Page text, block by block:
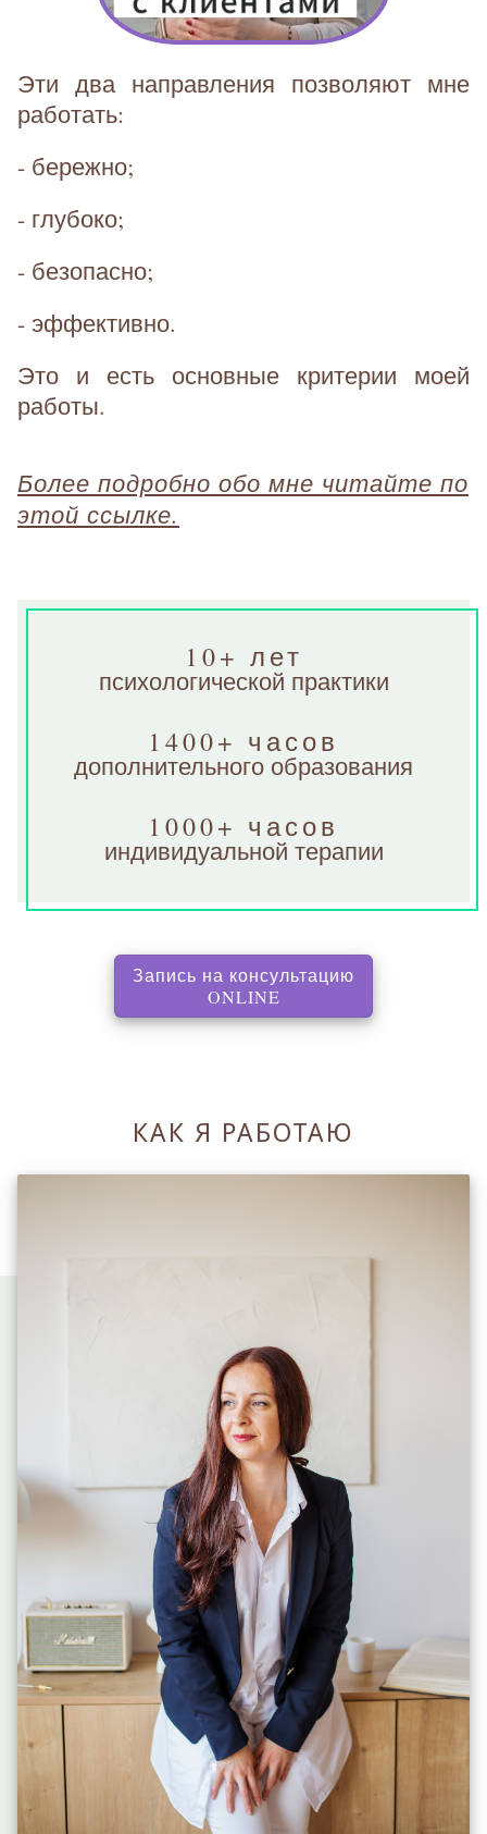
Эти два направления позволяют мне
работать:
- бережно;
- глубоко;
- безопасно;
- эффективно.
Это и есть основные критерии моей
работы.
Более подробно обо мне читайте по
этой ссылке.
10+ лет
психологической практики
1400+ часов
дополнительного образования
1000+ часов
индивидуальной терапии
Запись на консультацию
ONLINE, перенаправляет на
КАК Я РАБОТАЮ